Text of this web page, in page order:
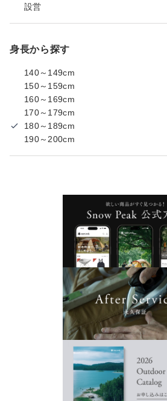
設営
身長から探す
140～149cm
150～159cm
160～169cm
170～179cm
180～189cm
190～200cm